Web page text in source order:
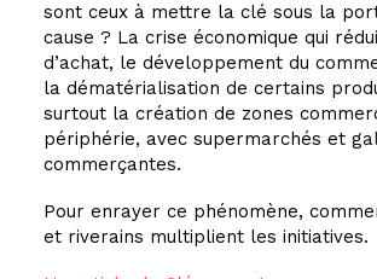
sont ceux à mettre la clé sous la
cause ? La crise économique qui
d’achat, le développement du
la dématérialisation de certains
surtout la création de zones
périphérie, avec supermarchés et
commerçantes.
Pour enrayer ce phénomène,
et riverains multiplient les initiatives.